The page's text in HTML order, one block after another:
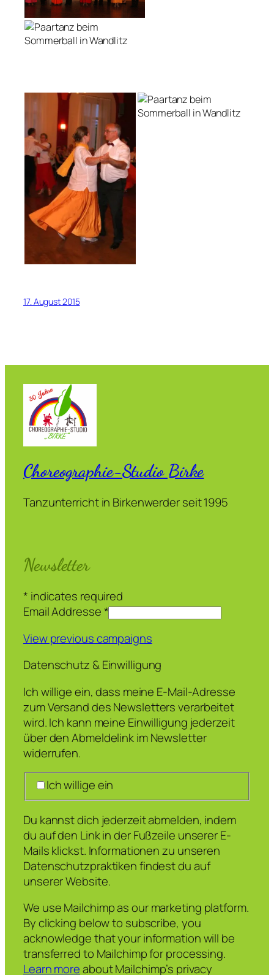
17. August 2015
Choreographie-Studio Birke
Tanzunterricht in Birkenwerder seit 1995
Newsletter
* indicates required
Email Addresse*
View previous campaigns
Datenschutz & Einwilligung
Ich willige ein, dass meine E-Mail-Adresse
zum Versand des Newsletters verarbeitet
wird. Ich kann meine Einwilligung jederzeit
über den Abmeldelink im Newsletter
widerrufen.
Ich willige ein
Du kannst dich jederzeit abmelden, indem
du auf den Link in der Fußzeile unserer E-
Mails klickst. Informationen zu unseren
Datenschutzpraktiken findest du auf
unserer Website.
We use Mailchimp as our marketing platform.
By clicking below to subscribe, you
acknowledge that your information will be
transferred to Mailchimp for processing.
Learn moreabout Mailchimp’s privacy